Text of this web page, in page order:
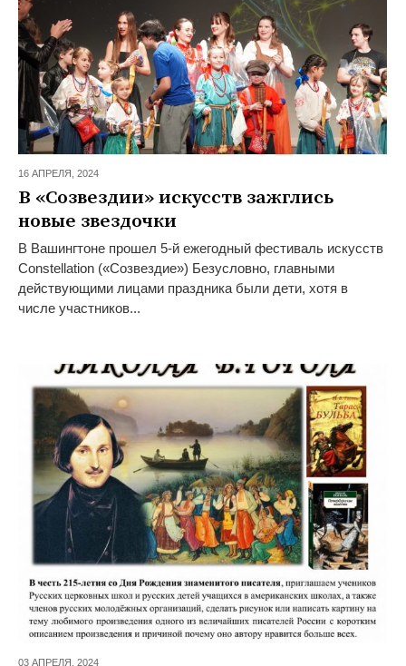
16 АПРЕЛЯ, 2024
В «Созвездии» искусств зажглись
новые звездочки
В Вашингтоне прошел 5-й ежегодный фестиваль искусств
Constellation («Созвездие») Безусловно, главными
действующими лицами праздника были дети, хотя в
числе участников...
03 АПРЕЛЯ, 2024